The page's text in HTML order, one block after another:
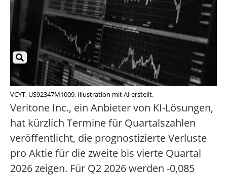
VCYT, US92347M1009, Illustration mit AI erstellt.
Veritone Inc., ein Anbieter von KI-Lösungen,
hat kürzlich Termine für Quartalszahlen
veröffentlicht, die prognostizierte Verluste
pro Aktie für die zweite bis vierte Quartal
2026 zeigen. Für Q2 2026 werden -0,085